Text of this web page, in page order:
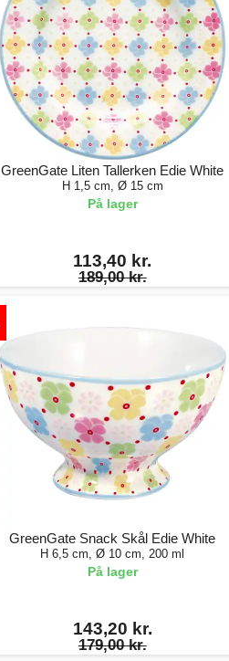
GreenGate Liten Tallerken Edie White
H 1,5 cm, Ø 15 cm
På lager
113,40 kr.
189,00 kr.
GreenGate Snack Skål Edie White
H 6,5 cm, Ø 10 cm, 200 ml
På lager
143,20 kr.
179,00 kr.